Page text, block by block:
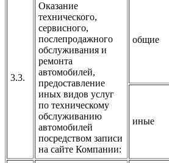
3.3.
Оказание
технического,
сервисного,
послепродажного
обслуживания и
ремонта
автомобилей,
предоставление
иных видов услуг
по техническому
обслуживанию
автомобилей
посредством записи
на сайте Компании:
общие
иные